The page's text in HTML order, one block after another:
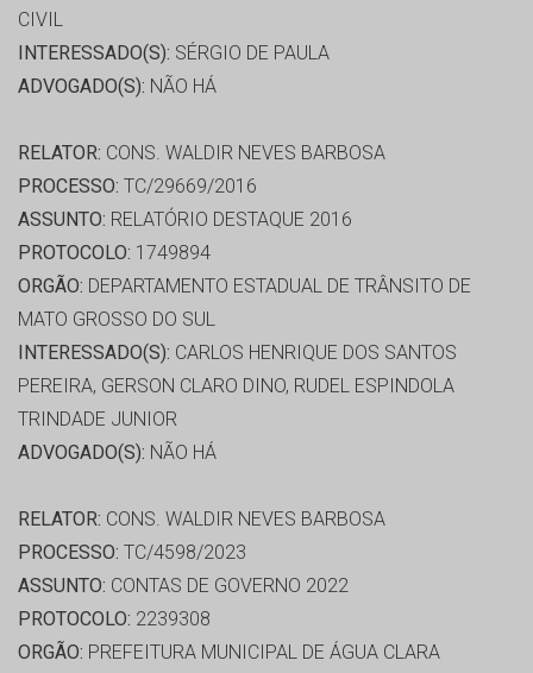
CIVIL
INTERESSADO(S): SÉRGIO DE PAULA
ADVOGADO(S): NÃO HÁ
RELATOR: CONS. WALDIR NEVES BARBOSA
PROCESSO: TC/29669/2016
ASSUNTO: RELATÓRIO DESTAQUE 2016
PROTOCOLO: 1749894
ORGÃO: DEPARTAMENTO ESTADUAL DE TRÂNSITO DE
MATO GROSSO DO SUL
INTERESSADO(S): CARLOS HENRIQUE DOS SANTOS
PEREIRA, GERSON CLARO DINO, RUDEL ESPINDOLA
TRINDADE JUNIOR
ADVOGADO(S): NÃO HÁ
RELATOR: CONS. WALDIR NEVES BARBOSA
PROCESSO: TC/4598/2023
ASSUNTO: CONTAS DE GOVERNO 2022
PROTOCOLO: 2239308
ORGÃO: PREFEITURA MUNICIPAL DE ÁGUA CLARA